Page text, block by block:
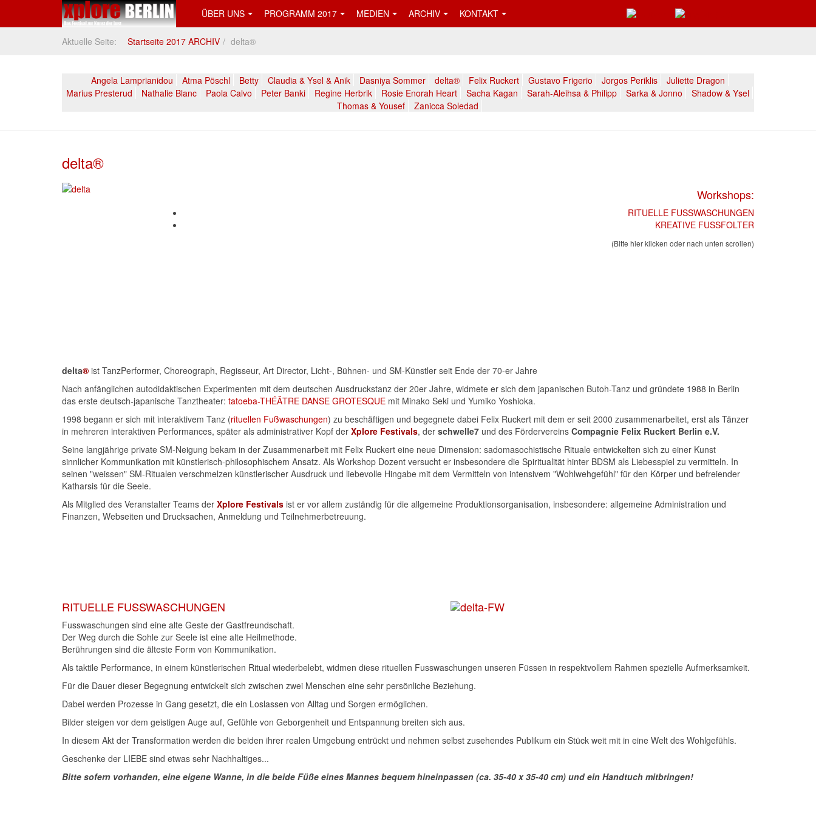
ÜBER UNS PROGRAMM 2017 MEDIEN ARCHIV KONTAKT
Aktuelle Seite: Startseite 2017 ARCHIV delta®
Angela Lamprianidou Atma Pöschl Betty Claudia & Ysel & Anik Dasniya Sommer delta® Felix Ruckert Gustavo Frigerio Jorgos Periklis
Juliette Dragon
Marius Presterud
Nathalie Blanc Paola Calvo Peter Banki Regine Herbrik Rosie Enorah Heart Sacha Kagan Sarah-Aleihsa & Philipp Sarka & Jonno
Shadow & Ysel
Thomas & Yousef
Zanicca Soledad
delta®
Workshops:
RITUELLE FUSSWASCHUNGEN
KREATIVE FUSSFOLTER
(Bitte hier klicken oder nach unten scrollen)
delta® ist TanzPerformer, Choreograph, Regisseur, Art Director, Licht-, Bühnen- und SM-Künstler seit Ende der 70-er Jahre
Nach anfänglichen autodidaktischen Experimenten mit dem deutschen Ausdruckstanz der 20er Jahre, widmete er sich dem japanischen Butoh-Tanz und gründete 1988 in Berlin
das erste deutsch-japanische Tanztheater: tatoeba-THÉÂTRE DANSE GROTESQUE mit Minako Seki und Yumiko Yoshioka.
1998 begann er sich mit interaktivem Tanz (rituellen Fußwaschungen) zu beschäftigen und begegnete dabei Felix Ruckert mit dem er seit 2000 zusammenarbeitet, erst als Tänzer
in mehreren interaktiven Performances, später als administrativer Kopf der Xplore Festivals, der schwelle7 und des Fördervereins Compagnie Felix Ruckert Berlin e.V.
Seine langjährige private SM-Neigung bekam in der Zusammenarbeit mit Felix Ruckert eine neue Dimension: sadomasochistische Rituale entwickelten sich zu einer Kunst
sinnlicher Kommunikation mit künstlerisch-philosophischem Ansatz. Als Workshop Dozent versucht er insbesondere die Spiritualität hinter BDSM als Liebesspiel zu vermitteln. In
seinen "weissen" SM-Ritualen verschmelzen künstlerischer Ausdruck und liebevolle Hingabe mit dem Vermitteln von intensivem "Wohlwehgefühl" für den Körper und befreiender
Katharsis für die Seele.
Als Mitglied des Veranstalter Teams der Xplore Festivals ist er vor allem zuständig für die allgemeine Produktionsorganisation, insbesondere: allgemeine Administration und
Finanzen, Webseiten und Drucksachen, Anmeldung und Teilnehmerbetreuung.
RITUELLE FUSSWASCHUNGEN
Fusswaschungen sind eine alte Geste der Gastfreundschaft.
Der Weg durch die Sohle zur Seele ist eine alte Heilmethode.
Berührungen sind die älteste Form von Kommunikation.
Als taktile Performance, in einem künstlerischen Ritual wiederbelebt, widmen diese rituellen Fusswaschungen unseren Füssen in respektvollem Rahmen spezielle Aufmerksamkeit.
Für die Dauer dieser Begegnung entwickelt sich zwischen zwei Menschen eine sehr persönliche Beziehung.
Dabei werden Prozesse in Gang gesetzt, die ein Loslassen von Alltag und Sorgen ermöglichen.
Bilder steigen vor dem geistigen Auge auf, Gefühle von Geborgenheit und Entspannung breiten sich aus.
In diesem Akt der Transformation werden die beiden ihrer realen Umgebung entrückt und nehmen selbst zusehendes Publikum ein Stück weit mit in eine Welt des Wohlgefühls.
Geschenke der LIEBE sind etwas sehr Nachhaltiges...
Bitte sofern vorhanden, eine eigene Wanne, in die beide Füße eines Mannes bequem hineinpassen (ca. 35-40 x 35-40 cm) und ein Handtuch mitbringen!